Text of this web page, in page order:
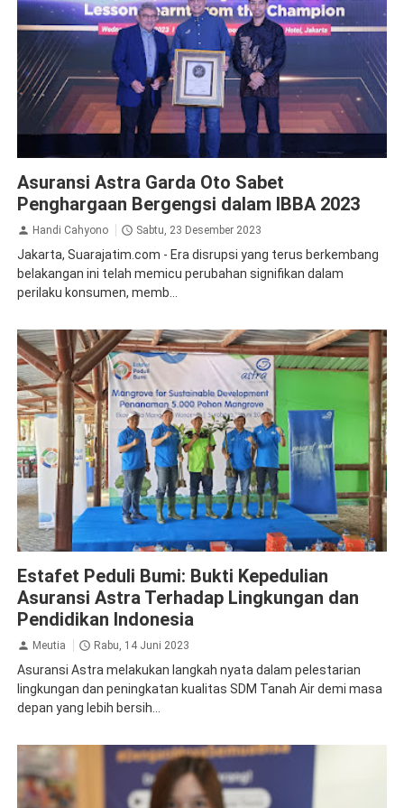
Asuransi Astra Garda Oto Sabet
Penghargaan Bergengsi dalam IBBA 2023
Handi Cahyono Sabtu, 23 Desember 2023
Jakarta, Suarajatim.com - Era disrupsi yang terus berkembang
belakangan ini telah memicu perubahan signifikan dalam
perilaku konsumen, memb...
Estafet Peduli Bumi: Bukti Kepedulian
Asuransi Astra Terhadap Lingkungan dan
Pendidikan Indonesia
Meutia Rabu, 14 Juni 2023
Asuransi Astra melakukan langkah nyata dalam pelestarian
lingkungan dan peningkatan kualitas SDM Tanah Air demi masa
depan yang lebih bersih...